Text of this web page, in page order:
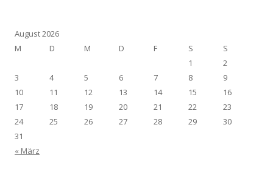
August 2026
M
D M D F S
S
1
2
3
4 5 6 7 8
9
10
11 12 13 14 15
16
17
18 19 20 21 22
23
24
25 26 27 28 29
30
31
« März